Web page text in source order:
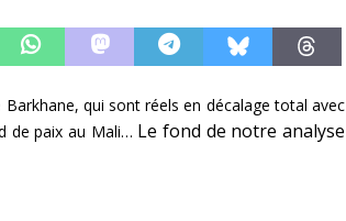
qui sont réels en décalage total avec
de paix au Mali… Le fond de notre analyse